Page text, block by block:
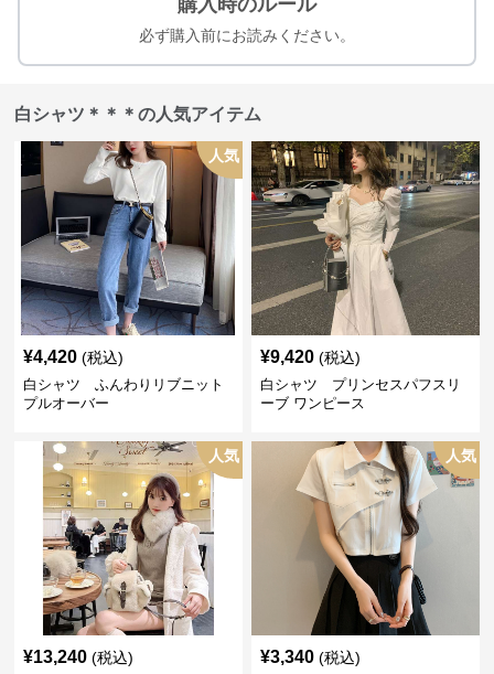
購入時のルール
必ず購入前にお読みください。
白シャツ＊＊＊の人気アイテム
人気
¥4,420 (税込)
白シャツ ふんわりリブニット
プルオーバー
¥9,420 (税込)
白シャツ プリンセスパフスリ
ーブ ワンピース
人気
¥13,240 (税込)
人気
¥3,340 (税込)